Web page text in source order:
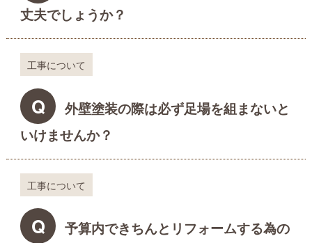
丈夫でしょうか？
工事について
Q
外壁塗装の際は必ず足場を組まないと
いけませんか？
工事について
Q
予算内できちんとリフォームする為の